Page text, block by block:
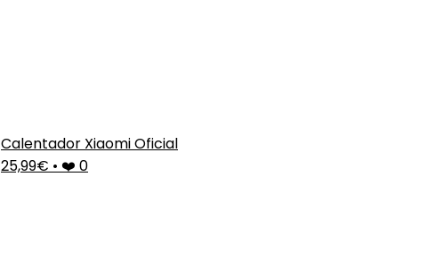
Calentador Xiaomi Oficial
25,99€ • ❤️ 0